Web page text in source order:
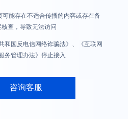
可能存在不适合传播的内容或存在备
核查，导致无法访问
和国反电信网络诈骗法》、《互联网
务管理办法》停止接入
咨询客服